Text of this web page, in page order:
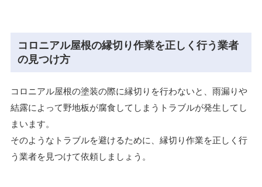
コロニアル屋根の縁切り作業を正しく行う業者
の見つけ方
コロニアル屋根の塗装の際に縁切りを行わないと、雨漏りや
結露によって野地板が腐食してしまうトラブルが発生してし
まいます。
そのようなトラブルを避けるために、縁切り作業を正しく行
う業者を見つけて依頼しましょう。